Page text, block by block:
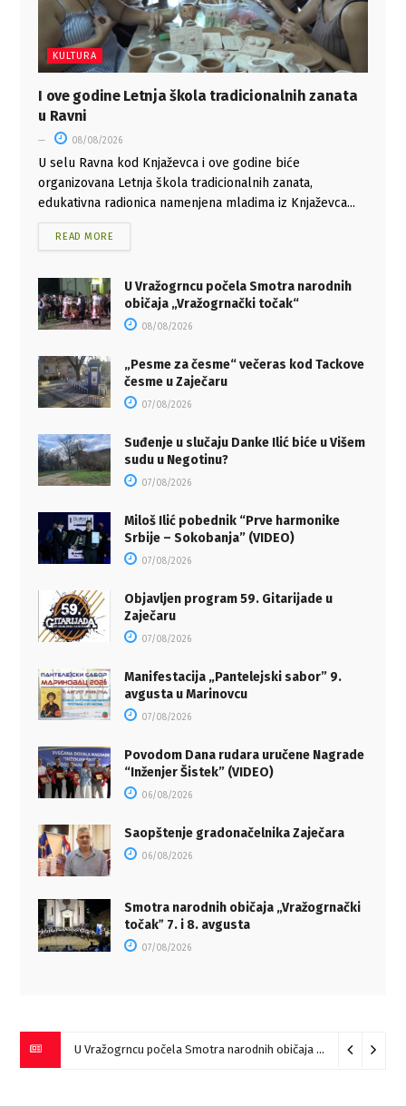
KULTURA
I ove godine Letnja škola tradicionalnih zanata
u Ravni
08/08/2026
U selu Ravna kod Knjaževca i ove godine biće
organizovana Letnja škola tradicionalnih zanata,
edukativna radionica namenjena mladima iz Knjaževca...
READ MORE
U Vražogrncu počela Smotra narodnih
običaja „Vražogrnački točak“
08/08/2026
„Pesme za česme“ večeras kod Tackove
česme u Zaječaru
07/08/2026
Suđenje u slučaju Danke Ilić biće u Višem
sudu u Negotinu?
07/08/2026
Miloš Ilić pobednik “Prve harmonike
Srbije – Sokobanja” (VIDEO)
07/08/2026
Objavljen program 59. Gitarijade u
Zaječaru
07/08/2026
Manifestacija „Pantelejski sabor” 9.
avgusta u Marinovcu
07/08/2026
Povodom Dana rudara uručene Nagrade
“Inženjer Šistek” (VIDEO)
06/08/2026
Saopštenje gradonačelnika Zaječara
06/08/2026
Smotra narodnih običaja „Vražogrnački
točakˮ 7. i 8. avgusta
07/08/2026
U Vražogrncu počela Smotra narodnih običaja „Vražogrnački točak“